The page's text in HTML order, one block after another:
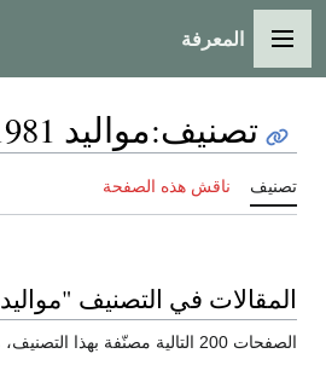
القائمة الرئيسية
المعرفة
تصنيف:مواليد 1981
تصنيف ناقش هذه الصفحة
المقالات في التصنيف "مواليد 1981"
الصفحات 200 التالية مصنّفة بهذا التصنيف، من إجمالي 296.